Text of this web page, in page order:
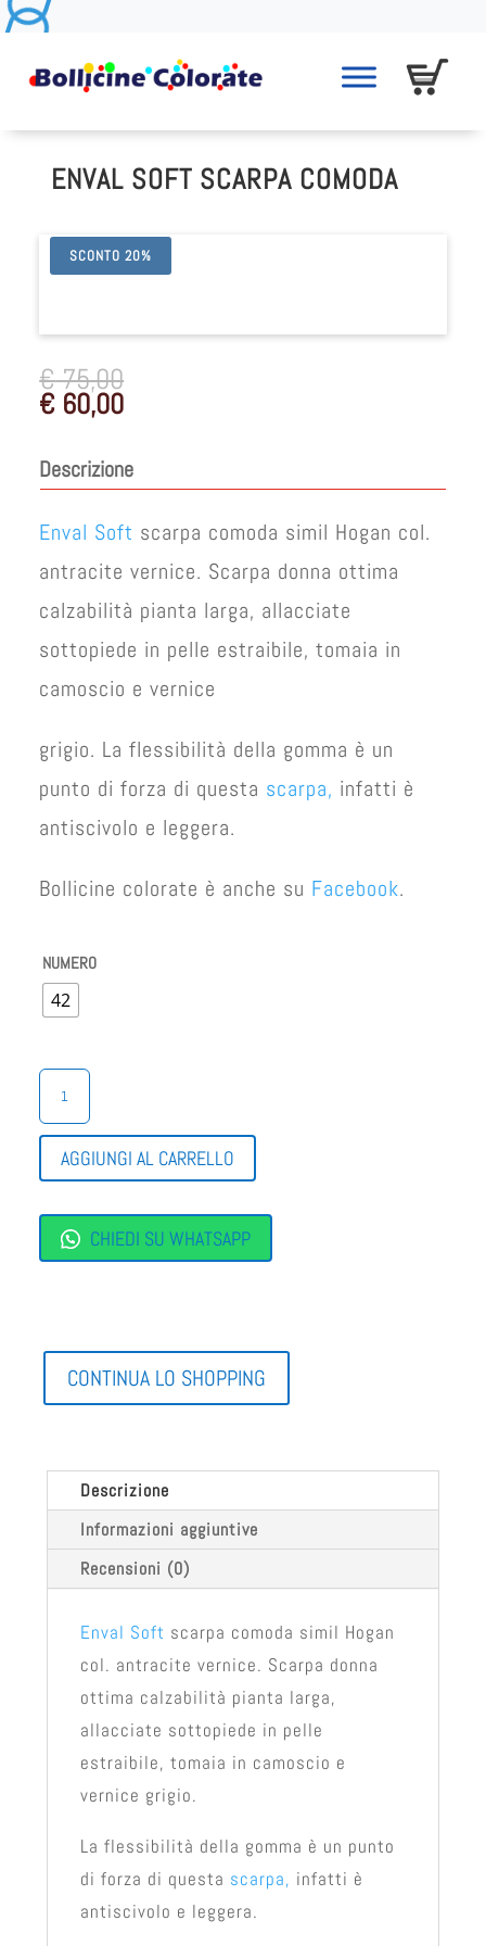
ENVAL SOFT SCARPA COMODA
SCONTO 20%
€75,00
€ 60,00
Descrizione
Enval Soft scarpa comoda simil Hogan col.
antracite vernice. Scarpa donna ottima
calzabilità pianta larga, allacciate
sottopiede in pelle estraibile, tomaia in
camoscio e vernice
grigio. La flessibilità della gomma è un
punto di forza di questa scarpa, infatti è
antiscivolo e leggera.
Bollicine colorate è anche su Facebook.
NUMERO
42
ENVAL
SOFT
SCARPA
COMODA
QUANTITÀ
AGGIUNGI AL CARRELLO
CHIEDI SU WHATSAPP
CONTINUA LO SHOPPING
Descrizione
Informazioni aggiuntive
Recensioni (0)
Enval Soft scarpa comoda simil Hogan
col. antracite vernice. Scarpa donna
ottima calzabilità pianta larga,
allacciate sottopiede in pelle
estraibile, tomaia in camoscio e
vernice grigio.
La flessibilità della gomma è un punto
di forza di questa scarpa, infatti è
antiscivolo e leggera.